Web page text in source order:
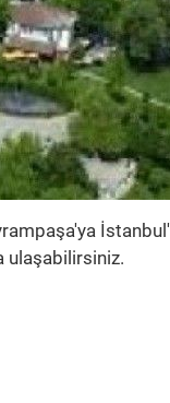
ulaşabilirsiniz.